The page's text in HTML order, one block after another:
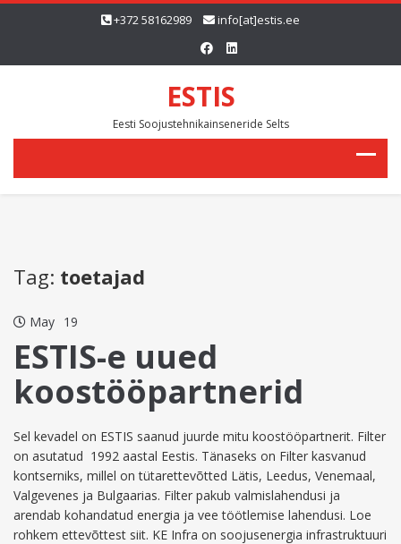
+372 58162989 info[at]estis.ee
ESTIS
Eesti Soojustehnikainseneride Selts
Tag: toetajad
May 19
ESTIS-e uued
koostööpartnerid
Sel kevadel on ESTIS saanud juurde mitu koostööpartnerit. Filter
on asutatud 1992 aastal Eestis. Tänaseks on Filter kasvanud
kontserniks, millel on tütarettevõtted Lätis, Leedus, Venemaal,
Valgevenes ja Bulgaarias. Filter pakub valmislahendusi ja
arendab kohandatud energia ja vee töötlemise lahendusi. Loe
rohkem ettevõttest siit. KE Infra on soojusenergia infrastruktuuri